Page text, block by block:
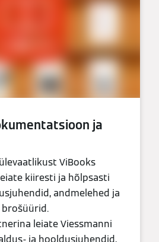
ja
ViBooks
kiiresti ja hõlpsasti
andmelehed ja
leiate Viessmanni
ja hooldusjuhendid,